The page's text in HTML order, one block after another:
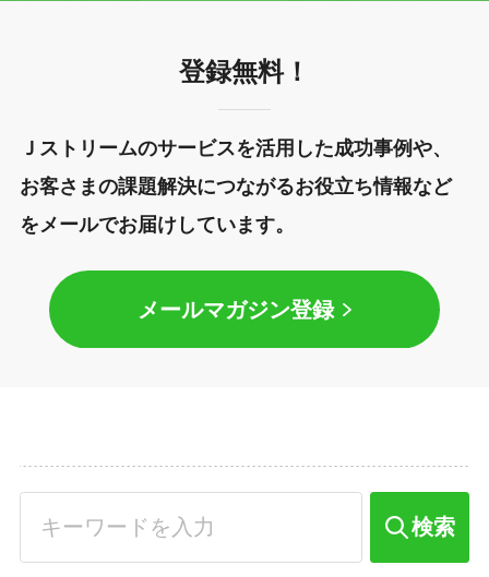
登録無料！
Ｊストリームのサービスを活用した成功事例や、
お客さまの課題解決につながるお役立ち情報など
をメールでお届けしています。
メールマガジン登録
検索